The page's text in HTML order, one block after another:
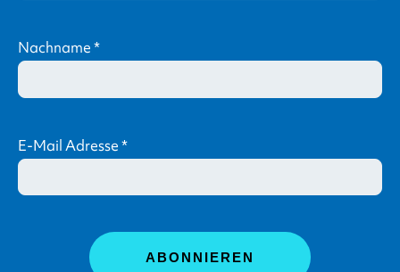
Nachname*
E-Mail Adresse*